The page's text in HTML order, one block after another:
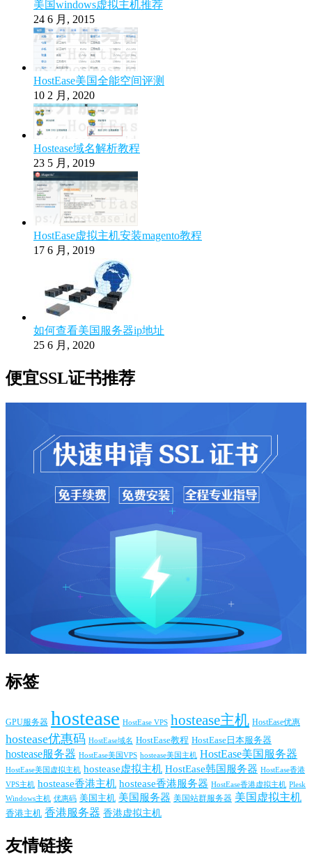
美国windows虚拟主机推荐
24 6 月, 2015
HostEase美国全能空间评测
10 2 月, 2020
Hostease域名解析教程
23 5 月, 2019
HostEase虚拟主机安装magento教程
17 6 月, 2019
如何查看美国服务器ip地址
25 6 月, 2020
便宜SSL证书推荐
标签
GPU服务器 hostease HostEase VPS hostease主机 HostEase优惠
hostease优惠码 HostEase域名 HostEase教程 HostEase日本服务器
hostease服务器 HostEase美国VPS hostease美国主机 HostEase美国服务器
HostEase美国虚拟主机 hostease虚拟主机 HostEase韩国服务器 HostEase香港
VPS主机 hostease香港主机 hostease香港服务器 HostEase香港虚拟主机 Plesk
Windows主机 优惠码 美国主机 美国服务器 美国站群服务器 美国虚拟主机
香港主机 香港服务器 香港虚拟主机
友情链接